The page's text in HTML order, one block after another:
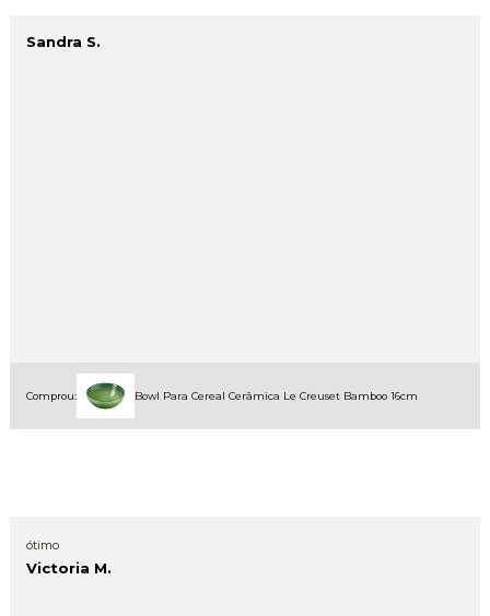
Sandra S.
Comprou: Bowl Para Cereal Cerâmica Le Creuset Bamboo 16cm
ótimo
Victoria M.